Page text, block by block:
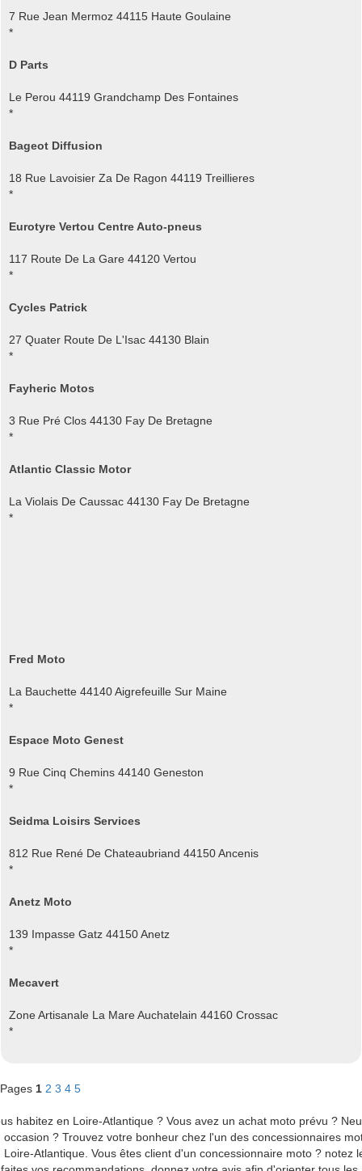
7 Rue Jean Mermoz 44115 Haute Goulaine
*
D Parts
Le Perou 44119 Grandchamp Des Fontaines
*
Bageot Diffusion
18 Rue Lavoisier Za De Ragon 44119 Treillieres
*
Eurotyre Vertou Centre Auto-pneus
117 Route De La Gare 44120 Vertou
*
Cycles Patrick
27 Quater Route De L'Isac 44130 Blain
*
Fayheric Motos
3 Rue Pré Clos 44130 Fay De Bretagne
*
Atlantic Classic Motor
La Violais De Caussac 44130 Fay De Bretagne
*
Fred Moto
La Bauchette 44140 Aigrefeuille Sur Maine
*
Espace Moto Genest
9 Rue Cinq Chemins 44140 Geneston
*
Seidma Loisirs Services
812 Rue René De Chateaubriand 44150 Ancenis
*
Anetz Moto
139 Impasse Gatz 44150 Anetz
*
Mecavert
Zone Artisanale La Mare Auchatelain 44160 Crossac
*
Pages 1 2 3 4 5
habitez en Loire-Atlantique ? Vous avez un achat moto prévu ?
occasion ? Trouvez votre bonheur chez l'un des concessionnaires
Loire-Atlantique. Vous êtes client d'un concessionnaire moto ? notez